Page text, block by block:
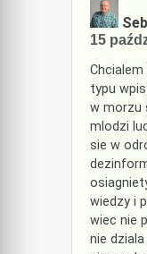
15
typu
w morzu
mlodzi
sie w
wiedzy i
wiec nie
nie